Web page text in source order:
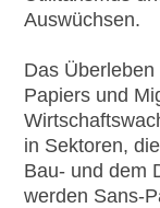
Auswüchsen.
Das
Papiers und
in Sektoren,
Bau- und dem
werden Sans-